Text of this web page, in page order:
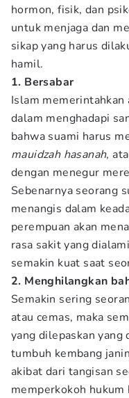
hormon, fisik, dan
untuk menjaga dan
sikap yang harus
hamil.
1. Bersabar
Islam memerintahkan
dalam menghadapi
bahwa suami harus
mauidzah hasanah,
dengan menegur
Sebenarnya seorang
menangis dalam
perempuan akan
rasa sakit yang
semakin kuat saat
2. Menghilangkan
Semakin sering
atau cemas, maka
yang dilepaskan yang
tumbuh kembang
akibat dari tangisan
memperkokoh hukum